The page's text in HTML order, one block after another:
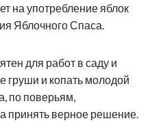
на употребление яблок
Яблочного Спаса.
для работ в саду и
груши и копать молодой
по поверьям,
принять верное решение.